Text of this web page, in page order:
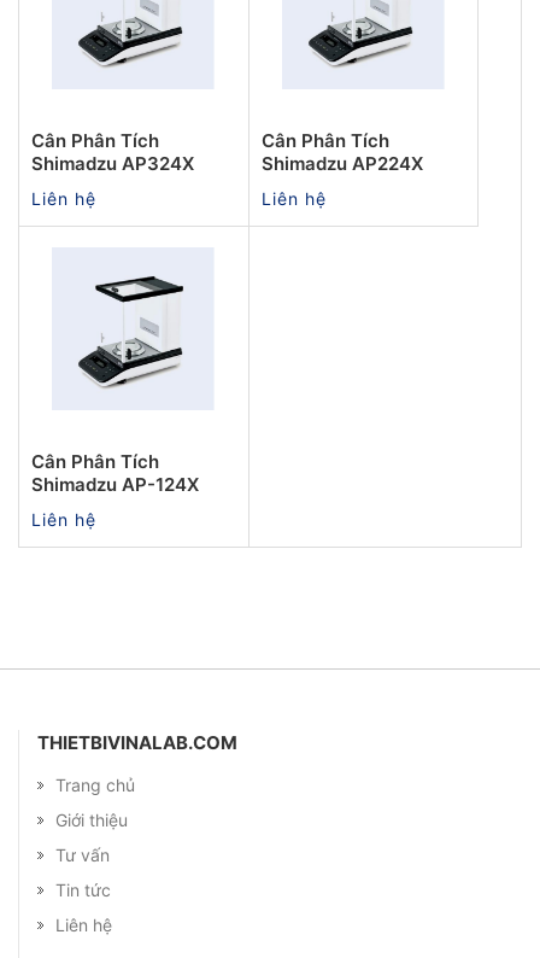
Cân Phân Tích
Shimadzu AP324X
Liên hệ
Cân Phân Tích
Shimadzu AP224X
Liên hệ
Cân Phân Tích
Shimadzu AP-124X
Liên hệ
THIETBIVINALAB.COM
Trang chủ
Giới thiệu
Tư vấn
Tin tức
Liên hệ